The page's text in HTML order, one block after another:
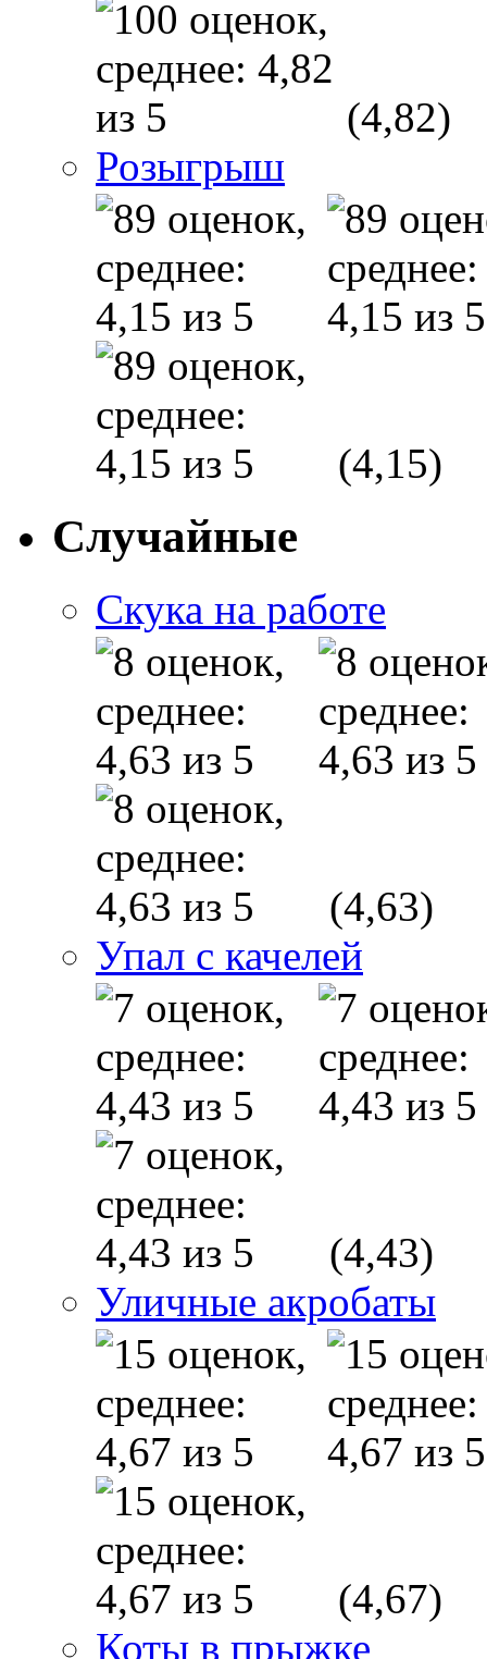
(4,82)
Розыгрыш
(4,15)
Случайные
Скука на работе
(4,63)
Упал с качелей
(4,43)
Уличные акробаты
(4,67)
Коты в прыжке